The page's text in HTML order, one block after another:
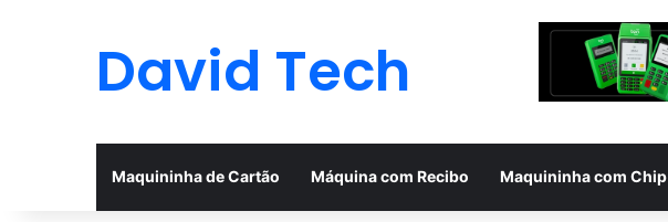
David Tech
Maquininha de Cartão Máquina com Recibo Maquininha com Chip